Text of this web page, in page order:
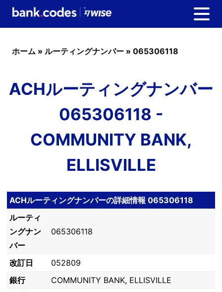
ホーム » ルーティングナンバー » 065306118
ACHルーティングナンバー
065306118 -
COMMUNITY BANK,
ELLISVILLE
ACHルーティングナンバーの詳細情報 065306118
ルーティ
ングナン
バー
065306118
改訂日
052809
銀行
COMMUNITY BANK, ELLISVILLE